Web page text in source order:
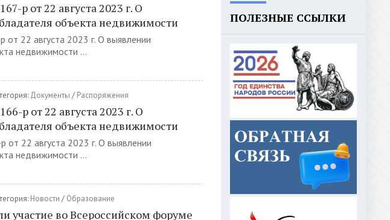
р от 22 августа 2023 г. О
объекта недвижимости
22 августа 2023 г. О выявлении
недвижимости ...
Документы / Распоряжения
р от 22 августа 2023 г. О
объекта недвижимости
22 августа 2023 г. О выявлении
недвижимости ...
Новости / Образование
участие во Всероссийском форуме
ПОЛЕЗНЫЕ ССЫЛКИ